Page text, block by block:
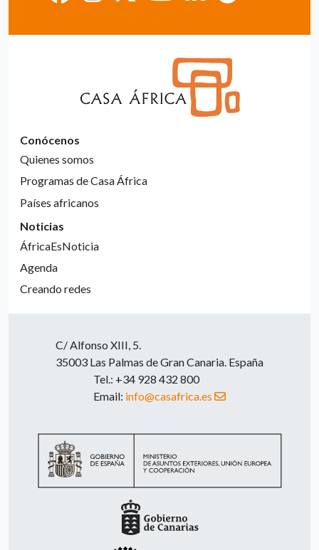
Conócenos
Quienes somos
Programas de Casa África
Países africanos
Noticias
ÁfricaEsNoticia
Agenda
Creando redes
C/ Alfonso XIII, 5.
35003 Las Palmas de Gran Canaria. España
Tel.: +34 928 432 800
Email: info@casafrica.es